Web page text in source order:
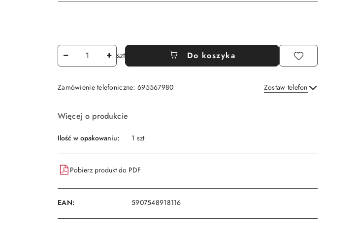
Ilość szt Do koszyka
Zamówienie telefoniczne: 695567980 Zostaw telefon
Dostępność
i
dostawa
Więcej o produkcie
Ilość w opakowaniu: 1 szt
Pobierz produkt do PDF
EAN: 5907548918116